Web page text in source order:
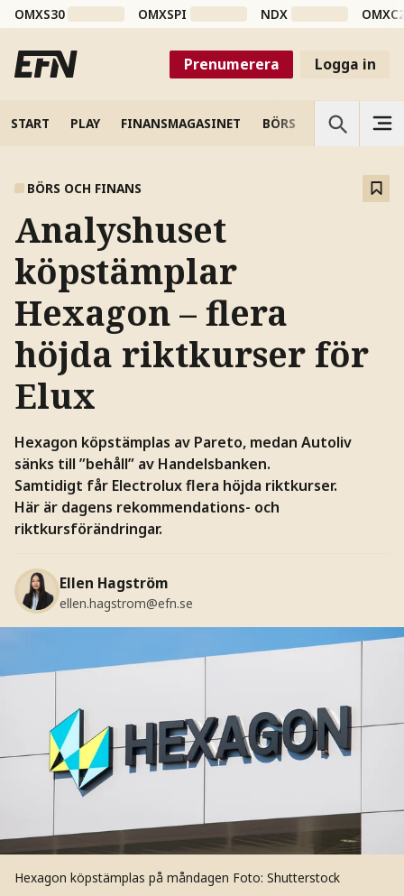
OMXS30 OMXSPI NDX
Prenumerera Logga in
START PLAY FINANSMAGASINET BÖRS VETENSKAP
BÖRS OCH FINANS
Analyshuset
köpstämplar
Hexagon – flera
höjda riktkurser för
Elux
Hexagon köpstämplas av Pareto, medan Autoliv
sänks till ”behåll” av Handelsbanken.
Samtidigt får Electrolux flera höjda riktkurser.
Här är dagens rekommendations- och
riktkursförändringar.
Ellen Hagström
ellen.hagstrom@efn.se
Hexagon köpstämplas på måndagen Foto: Shutterstock